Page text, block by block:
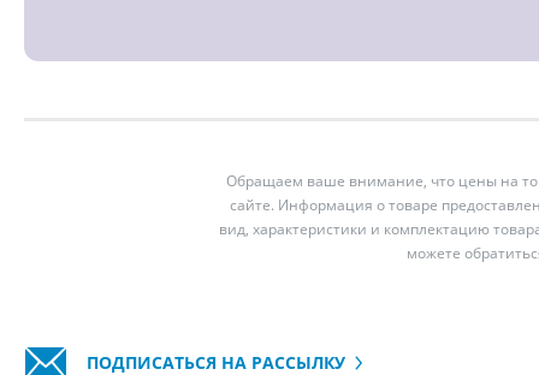
Обращаем ваше внимание, что цены на
сайте. Информация о товаре
вид, характеристики и комплектацию
можете
ПОДПИСАТЬСЯ НА РАССЫЛКУ